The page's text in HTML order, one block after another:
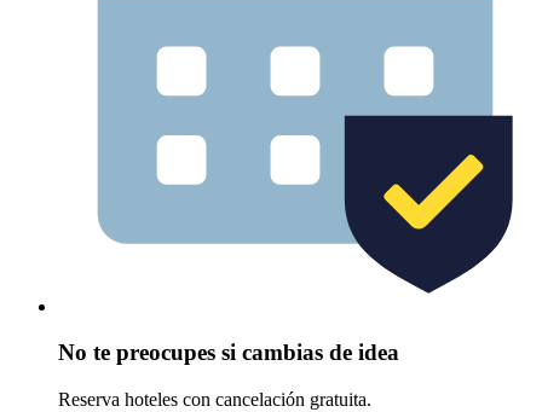
No te preocupes si cambias de idea
Reserva hoteles con cancelación gratuita.